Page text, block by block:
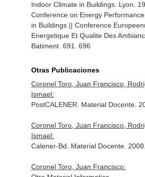
Indoor Climate in Buildings. Lyon.
Conference on Energy
in Buildings || Conference
Energetique Et Qualite Des
Batiment. 691. 696
Otras Publicaciones
Coronel Toro, Juan Francisco,
Ismael:
PostCALENER. Material Docente.
Coronel Toro, Juan Francisco,
Ismael:
Calener-Bd. Material Docente.
Coronel Toro, Juan Francisco: